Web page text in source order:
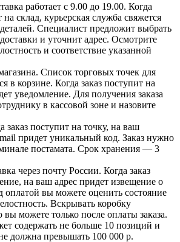
работает с 9.00 до 19.00. Когда
на склад, курьерская служба свяжется
Специалист предложит выбрать
и уточнит адрес. Осмотрите
и соответствие указанной
Список торговых точек для
в корзине. Когда заказ поступит на
уведомление. Для получения заказа
в кассовой зоне и назовите
заказ поступит на точку, на ваш
придет уникальный код. Заказ нужно
постамата. Срок хранения — 3
через почту России. Когда заказ
на ваш адрес придет извещение о
оплатой вы можете оценить состояние
Вскрывать коробку
вы можете только после оплаты заказа.
содержать не больше 10 позиций и
должна превышать 100 000 р.